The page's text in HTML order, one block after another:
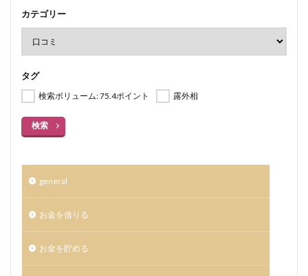
カテゴリー
タグ
検索ボリューム: 75.4ポイント 露外相
検索
general
お金を借りる
お金を貯める